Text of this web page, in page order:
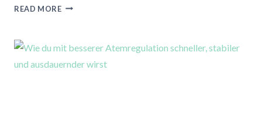
READ MOREHYROX
THAT
ACTUALLY